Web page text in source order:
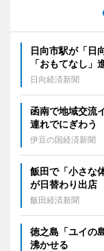
日向市駅が「日
「おもてなし」
日向経済新聞
函南で地域交流
連れでにぎわう
伊豆の国経済新聞
飯田で「小さな
が日替わり出店
飯田経済新聞
徳之島「ユイの
沸かせる